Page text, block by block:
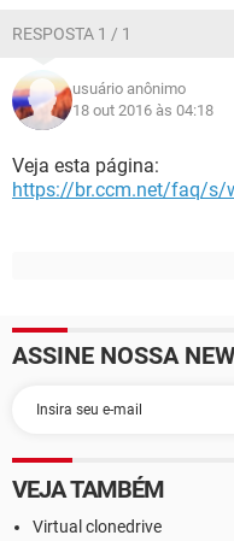
RESPOSTA 1 / 1
usuário anônimo
18 out 2016 às 04:18
Veja esta página:
https://br.ccm.net/faq/s/
ASSINE NOSSA
VEJA TAMBÉM
Virtual clonedrive